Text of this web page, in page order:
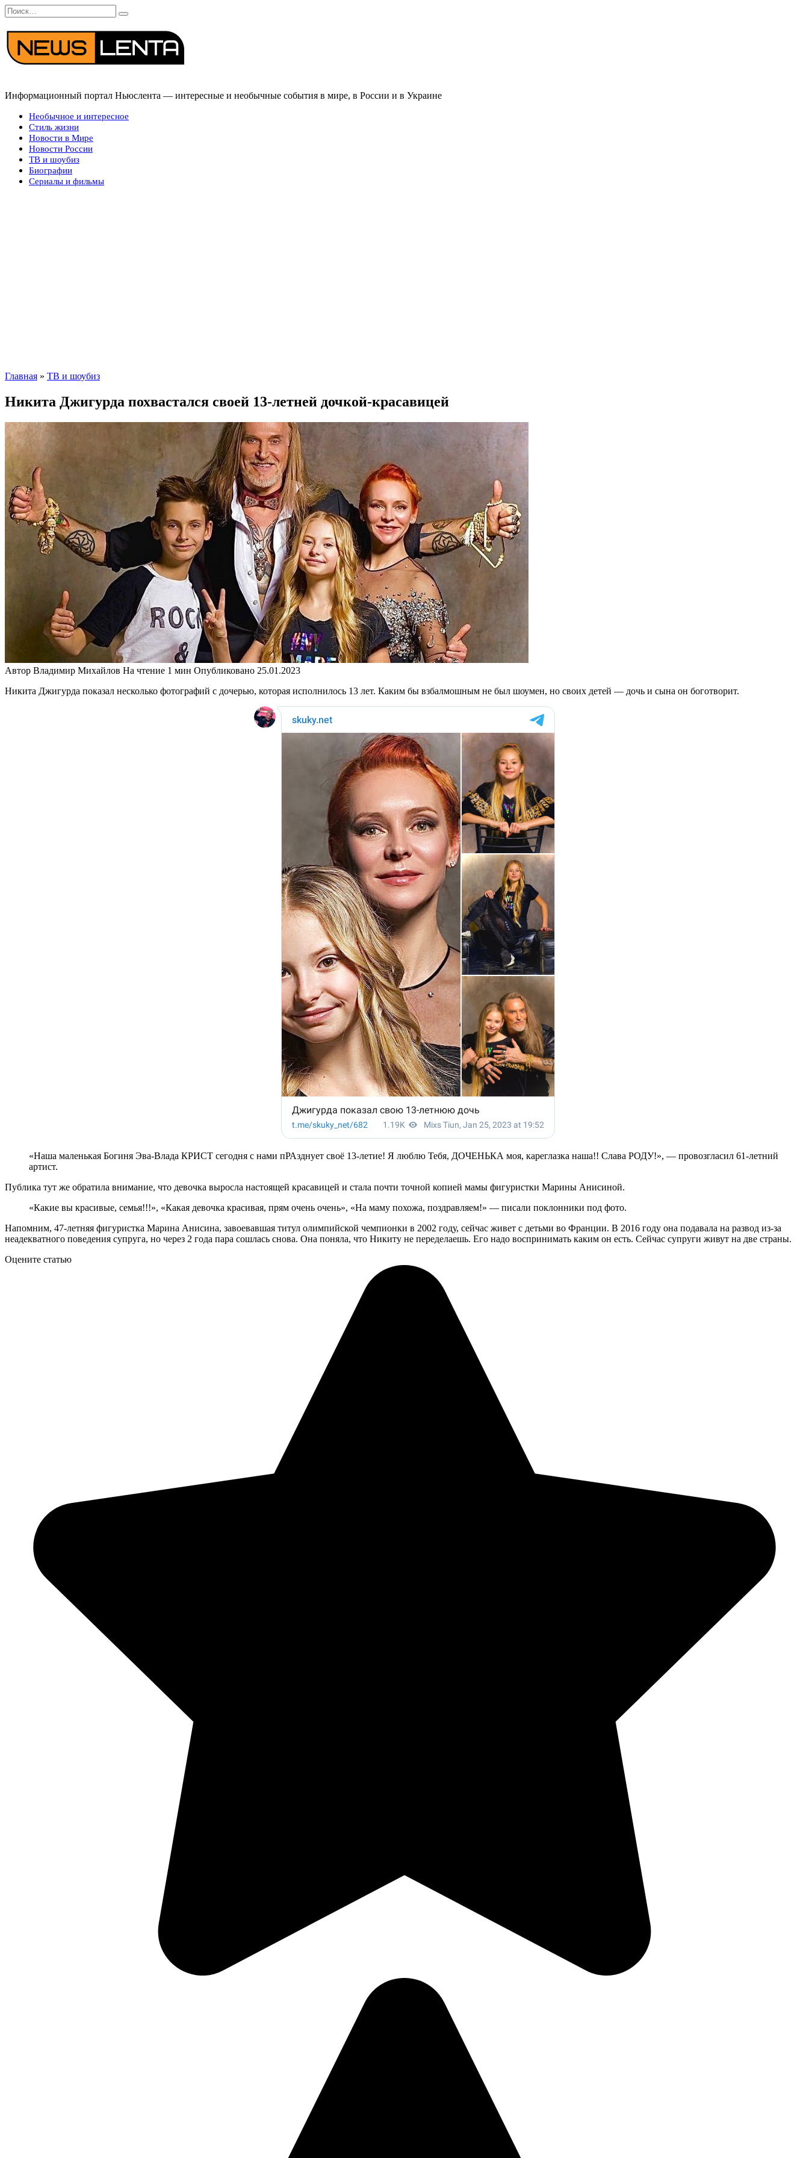
Перейти
к
содержанию
Search
for:
Информационный портал Ньюслента — интересные и необычные события в мире, в России и в Украине
Необычное и интересное
Стиль жизни
Новости в Мире
Новости России
ТВ и шоубиз
Биографии
Сериалы и фильмы
Главная » ТВ и шоубиз
Никита Джигурда похвастался своей 13-летней дочкой-красавицей
Автор Владимир Михайлов На чтение 1 мин Опубликовано 25.01.2023
Никита Джигурда показал несколько фотографий с дочерью, которая исполнилось 13 лет. Каким бы взбалмошным не был шоумен, но своих детей — дочь и сына он боготворит.
«Наша маленькая Богиня Эва-Влада КРИСТ сегодня с нами пРАзднует своё 13-летие! Я люблю Тебя, ДОЧЕНЬКА моя, кареглазка наша!! Слава РОДУ!», — провозгласил 61-летний
артист.
Публика тут же обратила внимание, что девочка выросла настоящей красавицей и стала почти точной копией мамы фигуристки Марины Анисиной.
«Какие вы красивые, семья!!!», «Какая девочка красивая, прям очень очень», «На маму похожа, поздравляем!» — писали поклонники под фото.
Напомним, 47-летняя фигуристка Марина Анисина, завоевавшая титул олимпийской чемпионки в 2002 году, сейчас живет с детьми во Франции. В 2016 году она подавала на развод из-за
неадекватного поведения супруга, но через 2 года пара сошлась снова. Она поняла, что Никиту не переделаешь. Его надо воспринимать каким он есть. Сейчас супруги живут на две страны.
Оцените статью